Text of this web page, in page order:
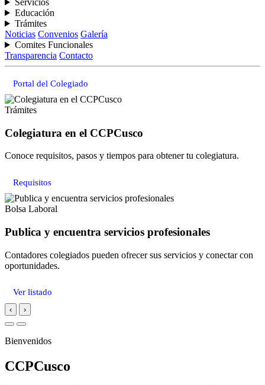
Servicios
Educación
Trámites
Noticias Convenios Galería
Comites Funcionales
Transparencia Contacto
Portal del Colegiado
Trámites
Colegiatura en el CCPCusco
Conoce requisitos, pasos y tiempos para obtener tu colegiatura.
Requisitos
Bolsa Laboral
Publica y encuentra servicios profesionales
Contadores colegiados pueden ofrecer sus servicios y conectar con
oportunidades.
Ver listado
‹ ›
Bienvenidos
CCPCusco